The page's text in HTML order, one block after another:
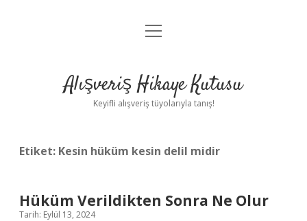
Anasayfa
Yasal Uyarı
menüyü
Alışveriş Hikaye Kutusu
Keyifli alışveriş tüyolarıyla tanış!
Etiket: Kesin hüküm kesin delil midir
Hüküm Verildikten Sonra Ne Olur
Tarih: Eylül 13, 2024